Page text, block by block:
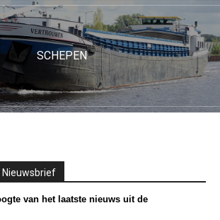
SCHEPEN
Nieuwsbrief
van het laatste nieuws uit de